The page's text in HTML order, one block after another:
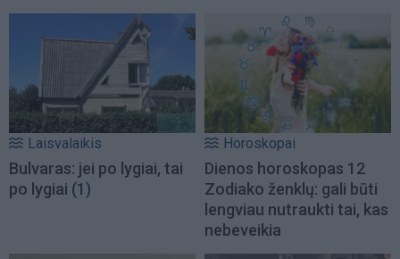
Laisvalaikis
Bulvaras: jei po lygiai, tai
po lygiai (1)
Horoskopai
Dienos horoskopas 12
Zodiako ženklų: gali būti
lengviau nutraukti tai, kas
nebeveikia